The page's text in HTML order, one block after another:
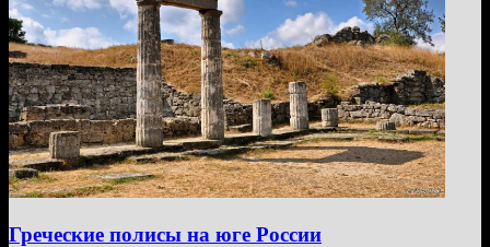
Греческие полисы на юге России